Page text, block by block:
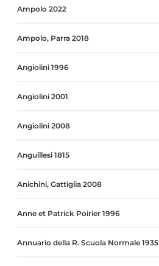
Ampolo 2022
Ampolo, Parra 2018
Angiolini 1996
Angiolini 2001
Angiolini 2008
Anguillesi 1815
Anichini, Gattiglia 2008
Anne et Patrick Poirier 1996
Annuario della R. Scuola Normale 1935